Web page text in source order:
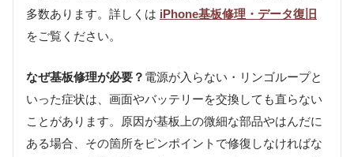
多数あります。詳しくは iPhone基板修理・データ復旧
をご覧ください。
なぜ基板修理が必要？ 電源が入らない・リンゴループと
いった症状は、画面やバッテリーを交換しても直らない
ことがあります。原因が基板上の微細な部品やはんだに
ある場合、その箇所をピンポイントで修復しなければな